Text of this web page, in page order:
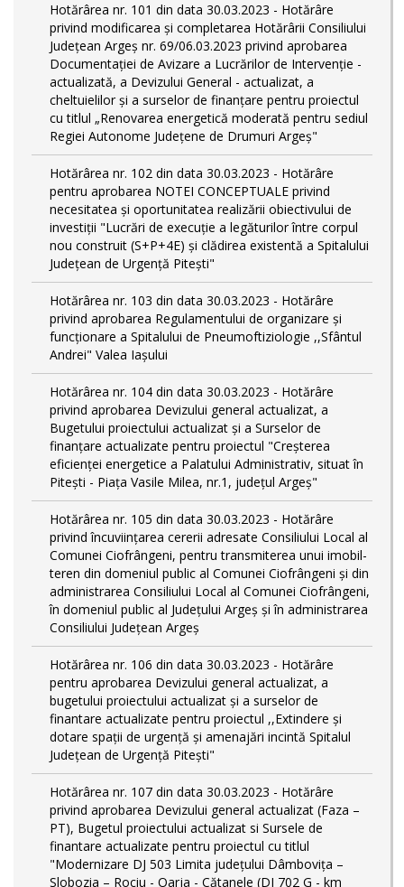
Hotărârea nr. 101 din data 30.03.2023 - Hotărâre
privind modificarea și completarea Hotărârii Consiliului
Județean Argeș nr. 69/06.03.2023 privind aprobarea
Documentației de Avizare a Lucrărilor de Intervenție -
actualizată, a Devizului General - actualizat, a
cheltuielilor și a surselor de finanțare pentru proiectul
cu titlul „Renovarea energetică moderată pentru sediul
Regiei Autonome Județene de Drumuri Argeș"
Hotărârea nr. 102 din data 30.03.2023 - Hotărâre
pentru aprobarea NOTEI CONCEPTUALE privind
necesitatea și oportunitatea realizării obiectivului de
investiții "Lucrări de execuție a legăturilor între corpul
nou construit (S+P+4E) și clădirea existentă a Spitalului
Județean de Urgență Pitești"
Hotărârea nr. 103 din data 30.03.2023 - Hotărâre
privind aprobarea Regulamentului de organizare și
funcționare a Spitalului de Pneumoftiziologie ,,Sfântul
Andrei" Valea Iașului
Hotărârea nr. 104 din data 30.03.2023 - Hotărâre
privind aprobarea Devizului general actualizat, a
Bugetului proiectului actualizat și a Surselor de
finanțare actualizate pentru proiectul "Creşterea
eficienţei energetice a Palatului Administrativ, situat în
Piteşti - Piaţa Vasile Milea, nr.1, judeţul Argeş"
Hotărârea nr. 105 din data 30.03.2023 - Hotărâre
privind încuviințarea cererii adresate Consiliului Local al
Comunei Ciofrângeni, pentru transmiterea unui imobil-
teren din domeniul public al Comunei Ciofrângeni și din
administrarea Consiliului Local al Comunei Ciofrângeni,
în domeniul public al Județului Argeș și în administrarea
Consiliului Județean Argeș
Hotărârea nr. 106 din data 30.03.2023 - Hotărâre
pentru aprobarea Devizului general actualizat, a
bugetului proiectului actualizat și a surselor de
finantare actualizate pentru proiectul ,,Extindere și
dotare spații de urgență și amenajări incintă Spitalul
Județean de Urgență Pitești"
Hotărârea nr. 107 din data 30.03.2023 - Hotărâre
privind aprobarea Devizului general actualizat (Faza –
PT), Bugetul proiectului actualizat si Sursele de
finantare actualizate pentru proiectul cu titlul
"Modernizare DJ 503 Limita județului Dâmbovița –
Slobozia – Rociu - Oarja - Cătanele (DJ 702 G - km